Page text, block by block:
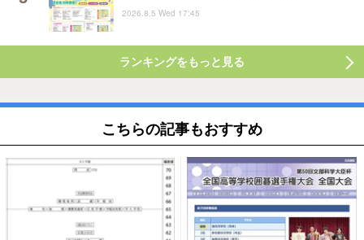
2026.8.5 Wed 17:45
ランキングをもっと見る
こちらの記事もおすすめ